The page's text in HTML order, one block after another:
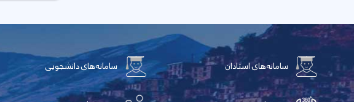
سامانه‌های استادان سامانه‌های دانشجویی